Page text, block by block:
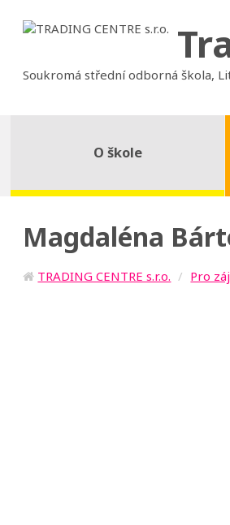
Soukromá střední odborná škola,
O škole
Magdaléna
TRADING CENTRE s.r.o. Pro